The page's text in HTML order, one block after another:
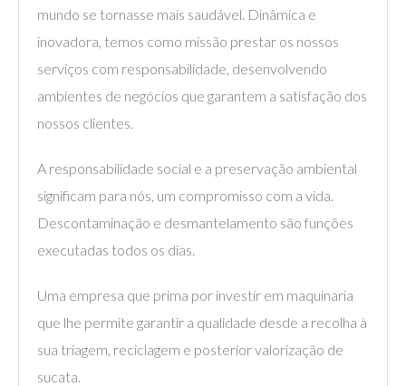
mundo se tornasse mais saudável. Dinâmica e
inovadora, temos como missão prestar os nossos
serviços com responsabilidade, desenvolvendo
ambientes de negócios que garantem a satisfação dos
nossos clientes.
A responsabilidade social e a preservação ambiental
significam para nós, um compromisso com a vida.
Descontaminação e desmantelamento são funções
executadas todos os dias.
Uma empresa que prima por investir em maquinaria
que lhe permite garantir a qualidade desde a recolha à
sua triagem, reciclagem e posterior valorização de
sucata.